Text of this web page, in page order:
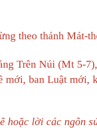
theo thánh Mát-
Trên Núi (Mt 5-
mới, ban Luật mới,
hoặc lời các ngôn